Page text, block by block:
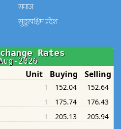
समाज
सुदूरपश्चिम प्रदेश